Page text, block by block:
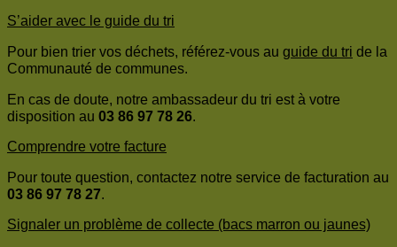
S’aider avec le guide du tri
Pour bien trier vos déchets, référez-vous au guide du tri de la
Communauté de communes.
En cas de doute, notre ambassadeur du tri est à votre
disposition au 03 86 97 78 26.
Comprendre votre facture
Pour toute question, contactez notre service de facturation au
03 86 97 78 27.
Signaler un problème de collecte (bacs marron ou jaunes)